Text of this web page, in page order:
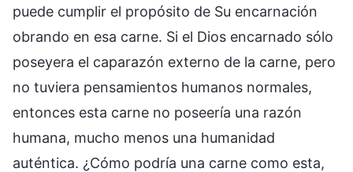
puede cumplir el propósito de Su encarnación
obrando en esa carne. Si el Dios encarnado sólo
poseyera el caparazón externo de la carne, pero
no tuviera pensamientos humanos normales,
entonces esta carne no poseería una razón
humana, mucho menos una humanidad
auténtica. ¿Cómo podría una carne como esta,